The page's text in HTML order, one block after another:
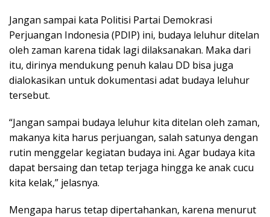
Jangan sampai kata Politisi Partai Demokrasi
Perjuangan Indonesia (PDIP) ini, budaya leluhur ditelan
oleh zaman karena tidak lagi dilaksanakan. Maka dari
itu, dirinya mendukung penuh kalau DD bisa juga
dialokasikan untuk dokumentasi adat budaya leluhur
tersebut.
“Jangan sampai budaya leluhur kita ditelan oleh zaman,
makanya kita harus perjuangan, salah satunya dengan
rutin menggelar kegiatan budaya ini. Agar budaya kita
dapat bersaing dan tetap terjaga hingga ke anak cucu
kita kelak,” jelasnya.
Mengapa harus tetap dipertahankan, karena menurut